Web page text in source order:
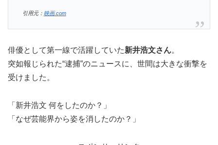
引用元： 映画.com
俳優として第一線で活躍していた新井浩文さん。
突如報じられた“逮捕”のニュースに、世間は大きな衝撃を
受けました。
「新井浩文 何をしたのか？」
「なぜ芸能界から姿を消したのか？」